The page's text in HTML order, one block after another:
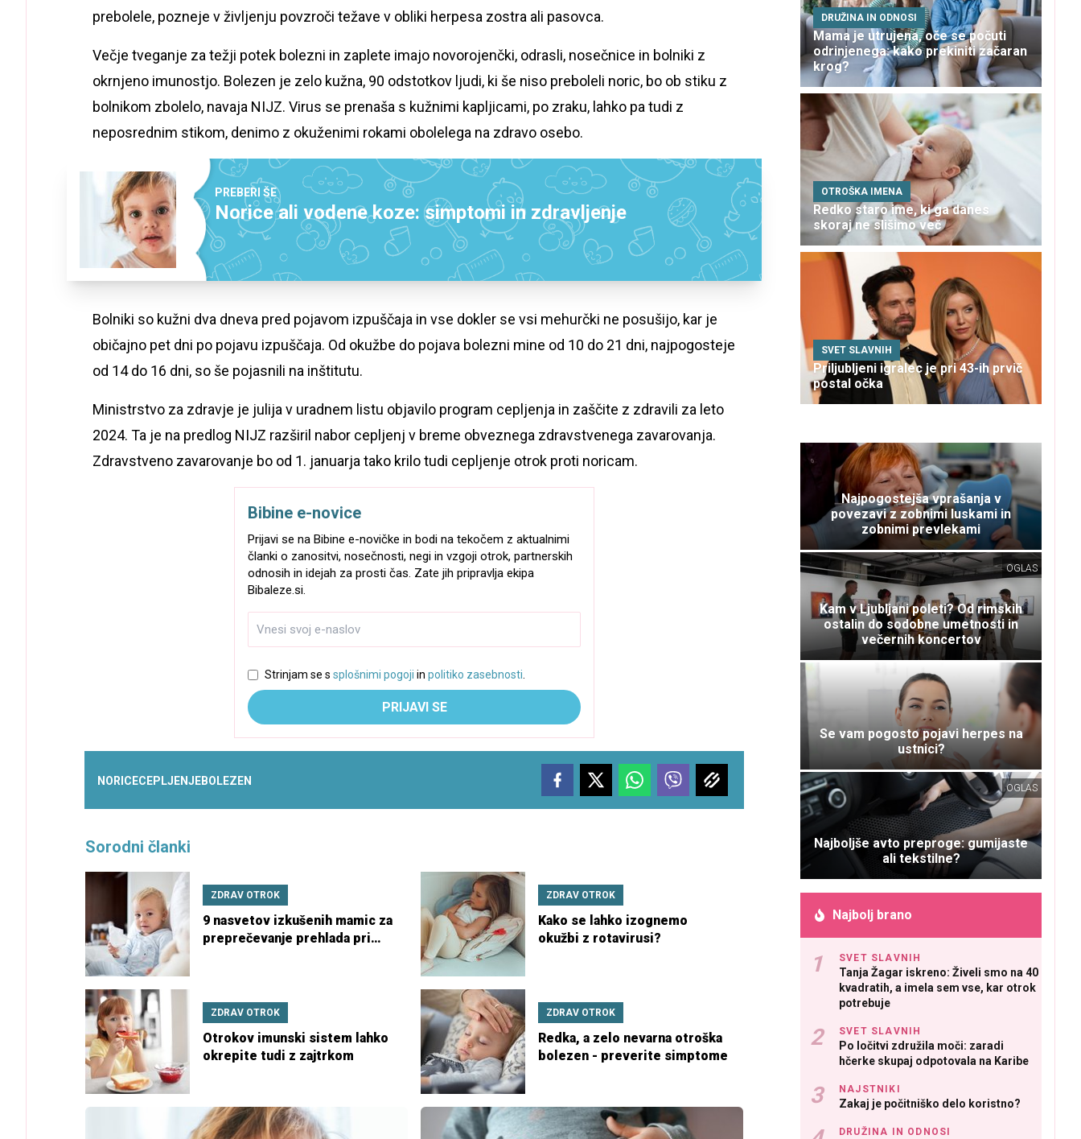
prebolele, pozneje v življenju povzroči težave v obliki herpesa zostra ali pasovca.
Večje tveganje za težji potek bolezni in zaplete imajo novorojenčki, odrasli, nosečnice in bolniki z
okrnjeno imunostjo. Bolezen je zelo kužna, 90 odstotkov ljudi, ki še niso preboleli noric, bo ob stiku z
bolnikom zbolelo, navaja NIJZ. Virus se prenaša s kužnimi kapljicami, po zraku, lahko pa tudi z
neposrednim stikom, denimo z okuženimi rokami obolelega na zdravo osebo.
PREBERI ŠE
Norice ali vodene koze: simptomi in zdravljenje
Bolniki so kužni dva dneva pred pojavom izpuščaja in vse dokler se vsi mehurčki ne posušijo, kar je
običajno pet dni po pojavu izpuščaja. Od okužbe do pojava bolezni mine od 10 do 21 dni, najpogosteje
od 14 do 16 dni, so še pojasnili na inštitutu.
Ministrstvo za zdravje je julija v uradnem listu objavilo program cepljenja in zaščite z zdravili za leto
2024. Ta je na predlog NIJZ razširil nabor cepljenj v breme obveznega zdravstvenega zavarovanja.
Zdravstveno zavarovanje bo od 1. januarja tako krilo tudi cepljenje otrok proti noricam.
Bibine e-novice
Prijavi se na Bibine e-novičke in bodi na tekočem z aktualnimi
članki o zanositvi, nosečnosti, negi in vzgoji otrok, partnerskih
odnosih in idejah za prosti čas. Zate jih pripravlja ekipa
Bibaleze.si.
Strinjam se s splošnimi pogoji in politiko zasebnosti
PRIJAVI SE
NORICECEPLJENJEBOLEZEN
Sorodni članki
ZDRAV OTROK
9 nasvetov izkušenih mamic za
preprečevanje prehlada pri
ZDRAV OTROK
Kako se lahko izognemo
okužbi z rotavirusi?
ZDRAV OTROK
Otrokov imunski sistem lahko
okrepite tudi z zajtrkom
ZDRAV OTROK
Redka, a zelo nevarna otroška
bolezen - preverite simptome
DRUŽINA IN ODNOSI
Mama je utrujena, oče se počuti
odrinjenega: kako prekiniti začaran
krog?
OTROŠKA IMENA
Redko staro ime, ki ga danes
skoraj ne slišimo več
SVET SLAVNIH
Priljubljeni igralec je pri 43-ih prvič
postal očka
Najpogostejša vprašanja v
povezavi z zobnimi luskami in
zobnimi prevlekami
OGLAS
Kam v Ljubljani poleti? Od rimskih
ostalin do sodobne umetnosti in
večernih koncertov
Se vam pogosto pojavi herpes na
ustnici?
OGLAS
Najboljše avto preproge: gumijaste
ali tekstilne?
Najbolj brano
SVET SLAVNIH
Tanja Žagar iskreno: Živeli smo na 40
kvadratih, a imela sem vse, kar otrok
potrebuje
SVET SLAVNIH
Po ločitvi združila moči: zaradi
hčerke skupaj odpotovala na Karibe
NAJSTNIKI
Zakaj je počitniško delo koristno?
DRUŽINA IN ODNOSI